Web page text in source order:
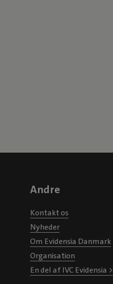
Andre
Kontakt os
Nyheder
Om Evidensia Danmark
Organisation
En del af IVC Evidensia >